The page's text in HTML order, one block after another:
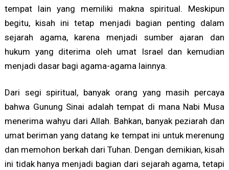
tempat lain yang memiliki makna spiritual. Meskipun
begitu, kisah ini tetap menjadi bagian penting dalam
sejarah agama, karena menjadi sumber ajaran dan
hukum yang diterima oleh umat Israel dan kemudian
menjadi dasar bagi agama-agama lainnya.
Dari segi spiritual, banyak orang yang masih percaya
bahwa Gunung Sinai adalah tempat di mana Nabi Musa
menerima wahyu dari Allah. Bahkan, banyak peziarah dan
umat beriman yang datang ke tempat ini untuk merenung
dan memohon berkah dari Tuhan. Dengan demikian, kisah
ini tidak hanya menjadi bagian dari sejarah agama, tetapi